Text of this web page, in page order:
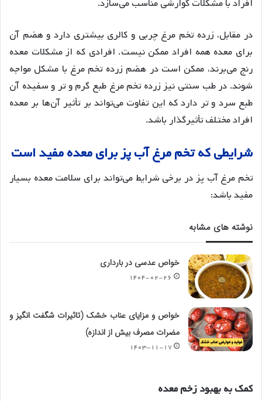
افراد با مشکلات گوارشی مناسب می‌سازد.
در مقابل، زرده تخم مرغ چربی و کالری بیشتری دارد و هضم آن
برای معده همه افراد ممکن نیست. افرادی که از مشکلات معده
رنج می‌برند، ممکن است در هضم زرده تخم مرغ با مشکل مواجه
شوند. در طب سنتی نیز زرده تخم مرغ طبع گرم و تر و سفیده آن
طبع سرد و تر دارد که این تفاوت می‌تواند بر تأثیر آن‌ها بر معده
افراد مختلف تأثیرگذار باشد.
شرایطیکهتخممرغآبپزبرایمعدهمفید است
تخم مرغ آب پز در برخی شرایط می‌تواند برای سلامت معده بسیار
مفید باشد:
نوشته های مشابه
خواص عدسی در بارداری
۱۴۰۴-۰۲-۲۶
خواص و مزایای عناب خشک (تاثیرات شگفت انگیز و
مضرات مصرف بیش از اندازه)
۱۴۰۳-۱۱-۱۷
کمکبهبهبودزخممعده